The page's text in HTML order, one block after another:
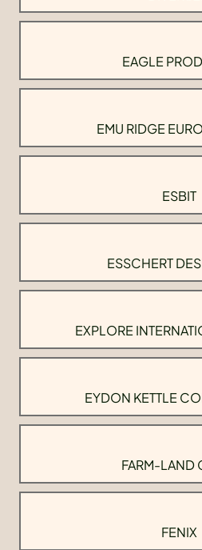
EAGLE
EMU RIDGE
ESBIT
ESSCHERT
EXPLORE
EYDON KETTLE
FARM-LAND
FENIX